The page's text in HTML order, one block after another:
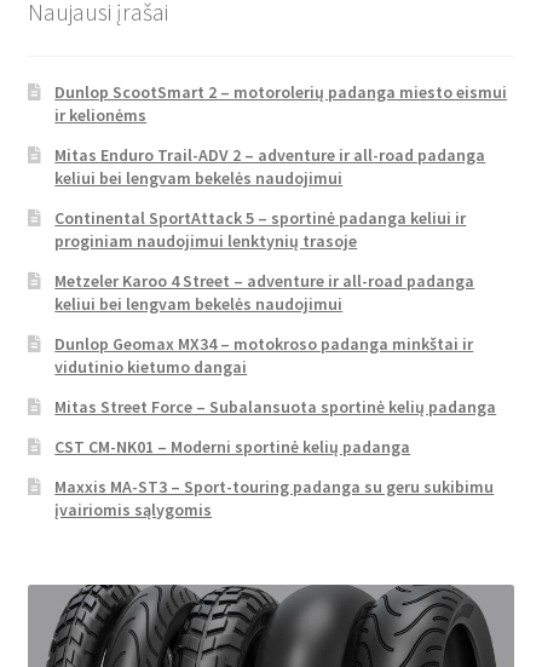
Naujausi įrašai
Dunlop ScootSmart 2 – motorolerių padanga miesto eismui
ir kelionėms
Mitas Enduro Trail-ADV 2 – adventure ir all-road padanga
keliui bei lengvam bekelės naudojimui
Continental SportAttack 5 – sportinė padanga keliui ir
proginiam naudojimui lenktynių trasoje
Metzeler Karoo 4 Street – adventure ir all-road padanga
keliui bei lengvam bekelės naudojimui
Dunlop Geomax MX34 – motokroso padanga minkštai ir
vidutinio kietumo dangai
Mitas Street Force – Subalansuota sportinė kelių padanga
CST CM-NK01 – Moderni sportinė kelių padanga
Maxxis MA-ST3 – Sport-touring padanga su geru sukibimu
įvairiomis sąlygomis